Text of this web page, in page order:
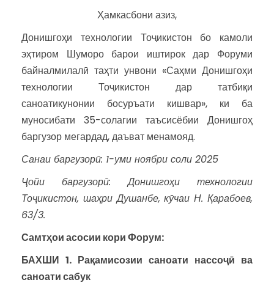
Ҳамкасбони азиз,
Донишгоҳи технологии Тоҷикистон бо камоли
эҳтиром Шуморо барои иштирок дар Форуми
байналмилалӣ таҳти унвони «Саҳми Донишгоҳи
технологии Тоҷикистон дар татбиқи
саноатикунонии босуръати кишвар», ки ба
муносибати 35-солагии таъсисёбии Донишгоҳ
баргузор мегардад, даъват менамояд.
Санаи баргузорӣ: 1-уми ноябри соли 2025
Ҷойи баргузорӣ:Донишгоҳи технологии
Тоҷикистон, шаҳри Душанбе, кӯчаи Н. Қарабоев,
63/3.
Самтҳои асосии кориФорум:
БАХШИ 1. Рақамисозии саноати нассоҷӣ ва
саноати сабук